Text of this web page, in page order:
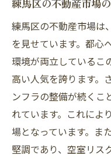
都心へのアク
緑豊かな環
交通利便性
都心近接が
自然環境が
ファミリー層が
性
ファミリー
練馬区の不動産市場
練馬区の不動産市場は
を見せています。都心
環境が両立しているこ
高い人気を誇ります。
ンフラの整備が続くこ
れています。これによ
場となっています。ま
堅調であり、空室リス